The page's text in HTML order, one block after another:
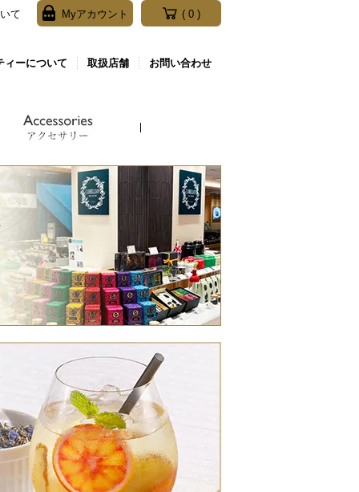
( 0 )
Myアカウント
て
お問い合わせ
取扱店舗
ィーについて
Afternoon Tea
アッサム バーギャン／
Assam Bargang
チャリホ／
Challiho
White Apricot
コレステロール クレンザー／
Cholesterol Cleanser
ジャスミン＆アプリコット／
Jasmine ＆ Apricot
クリスマスティー／Christmas Tea
Dancing Rose ＆ Violet
ストレスティー／
Stress Tea
ヘルシーイムニティ／
Healthy Immunity
スージングローズ／
Soothing Rose